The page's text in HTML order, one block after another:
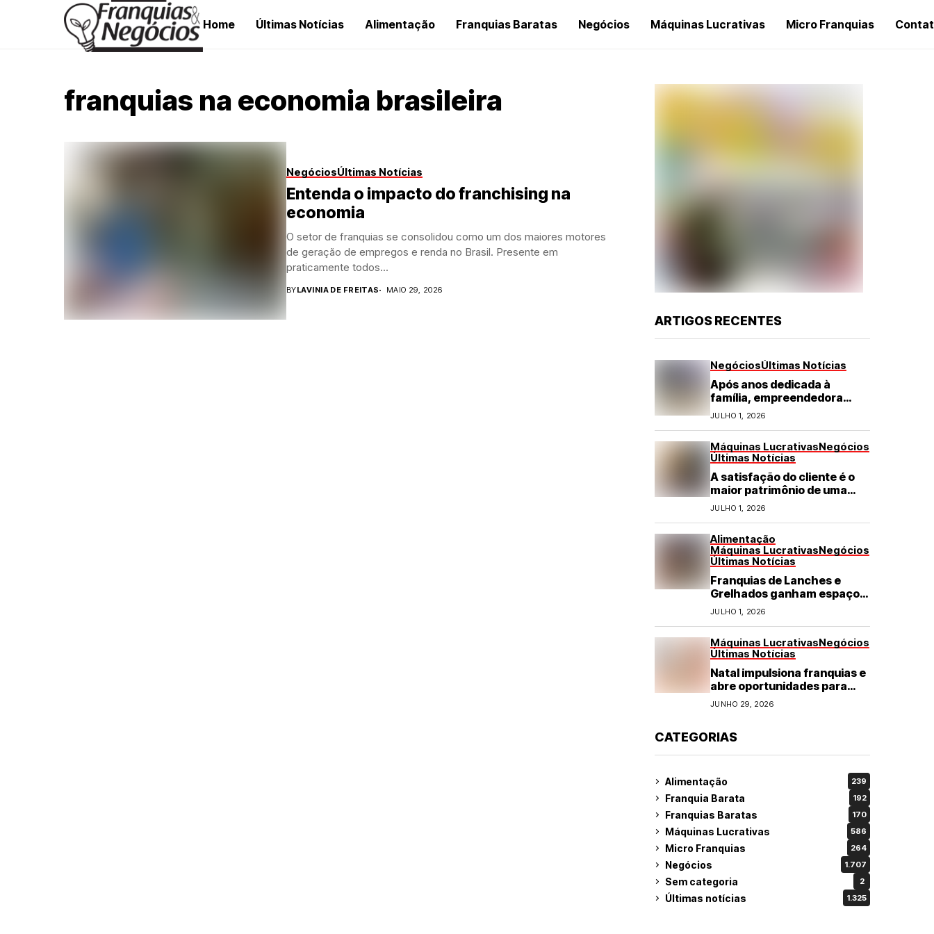
Home Últimas Notícias Alimentação Franquias Baratas Negócios Máquinas Lucrativas Micro Franquias
franquias na economia brasileira
NegóciosÚltimas Notícias
Entenda o impacto do franchising na
economia
O setor de franquias se consolidou como um dos maiores motores
de geração de empregos e renda no Brasil. Presente em
praticamente todos...
BYLAVINIA DE FREITAS MAIO 29, 2026
ARTIGOS RECENTES
NegóciosÚltimas Notícias
Após anos dedicada à
família, empreendedora
transforma franquia de
turismo em negócio de
JULHO 1, 2026
Máquinas LucrativasNegócios
Últimas Notícias
A satisfação do cliente é o
maior patrimônio de uma
franquia
JULHO 1, 2026
Alimentação
Máquinas LucrativasNegócios
Últimas Notícias
Franquias de Lanches e
Grelhados ganham espaço
com demanda por refeições
rápidas e de qualidade
JULHO 1, 2026
Máquinas LucrativasNegócios
Últimas Notícias
Natal impulsiona franquias e
abre oportunidades para
diversos segmentos do
JUNHO 29, 2026
CATEGORIAS
Alimentação 239
Franquia Barata 192
Franquias Baratas 170
Máquinas Lucrativas 586
Micro Franquias 264
Negócios 1.707
Sem categoria 2
Últimas notícias 1.325